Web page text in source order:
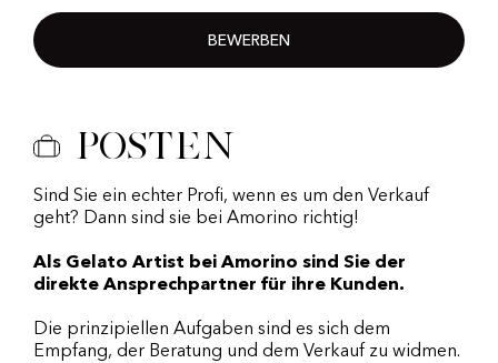
BEWERBEN
Posten
Sind Sie ein echter Profi, wenn es um den Verkauf
geht? Dann sind sie bei Amorino richtig!
Als Gelato Artist bei Amorino sind Sie der
direkte Ansprechpartner für ihre Kunden.
Die prinzipiellen Aufgaben sind es sich dem
Empfang, der Beratung und dem Verkauf zu widmen.